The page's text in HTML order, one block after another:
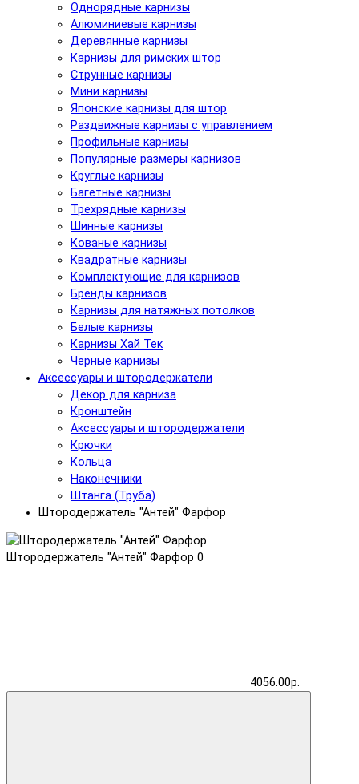
Однорядные карнизы
Алюминиевые карнизы
Деревянные карнизы
Карнизы для римских штор
Струнные карнизы
Мини карнизы
Японские карнизы для штор
Раздвижные карнизы с управлением
Профильные карнизы
Популярные размеры карнизов
Круглые карнизы
Багетные карнизы
Трехрядные карнизы
Шинные карнизы
Кованые карнизы
Квадратные карнизы
Комплектующие для карнизов
Бренды карнизов
Карнизы для натяжных потолков
Белые карнизы
Карнизы Хай Тек
Черные карнизы
Аксессуары и штородержатели
Декор для карниза
Кронштейн
Аксессуары и штородержатели
Крючки
Кольца
Наконечники
Штанга (Труба)
Штородержатель "Антей" Фарфор
Штородержатель "Антей" Фарфор 0
4056.00р.